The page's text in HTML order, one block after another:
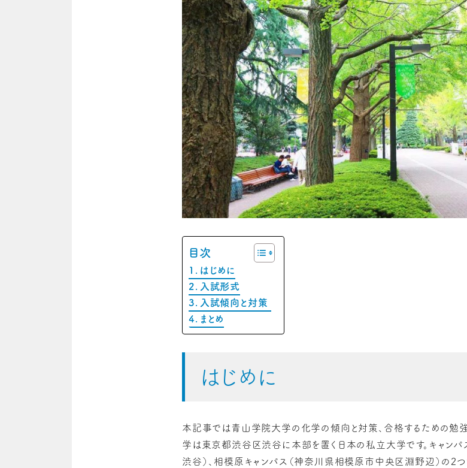
目次
はじめに
入試形式
入試傾向と対策
まとめ
はじめに
本記事では青山学院大学の化学の傾向と対策、合格するための勉
学は東京都渋谷区渋谷に本部を置く日本の私立大学です。キャン
渋谷）、相模原キャンパス（神奈川県相模原市中央区淵野辺）の2つ